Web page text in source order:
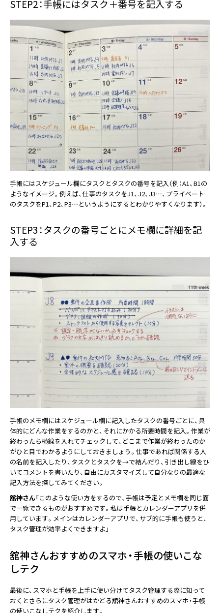
STEP2：手帳にはタスク＋番号を記入する
手帳にはスケジュール欄にタスクとタスクの番号を記入（例：A1、B1の
ようなイメージ。例えば、仕事のタスクをJ1、J2、J3…、プライベート
のタスクをP1、P2、P3…というようにするとわかりやすくなります）。
STEP3：タスクの番号ごとにメモ欄に詳細を記
入する
手帳のメモ欄にはスケジュール欄に記入したタスクの番号ごとに、具
体的にどんな作業をするのかと、それにかかる所要時間を記入。作業が
終わったら横線を入れてチェックして、どこまで作業が終わったのか
がひと目でわかるようにしておきましょう。仕事であれば関係する人
の名前を記入したり、タスクとタスクを→で結んだり、引き出し線をひ
いてコメントを書いたり、自由にカスタマイズして自分なりの最適な
記入方法を探してみてください。
舘神さん「このような使い方をするので、手帳は予定とメモ欄を同じ面
で一覧できるものがおすすめです。私は手帳とカレンダーアプリを併
用しています。メインはカレンダーアプリで、サブ的に手帳も使うと、
タスク管理が効率よくできますよ」
舘神さんおすすめのスマホ・手帳の使いこな
しテク
最後に、スマホと手帳を上手に使い分けてタスク管理する際に知って
おくとさらにタスク管理がはかどる舘神さんおすすめのスマホ・手帳
の使いこなしテクを紹介します。